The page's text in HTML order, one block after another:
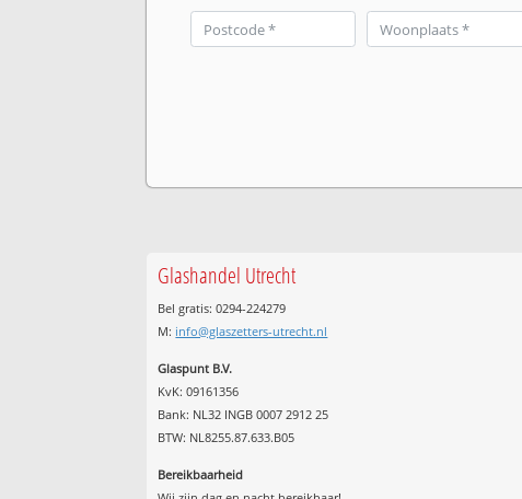
Glashandel Utrecht
Bel gratis: 0294-224279
M: info@glaszetters-utrecht.nl
Glaspunt B.V.
KvK: 09161356
Bank: NL32 INGB 0007 2912 25
BTW: NL8255.87.633.B05
Bereikbaarheid